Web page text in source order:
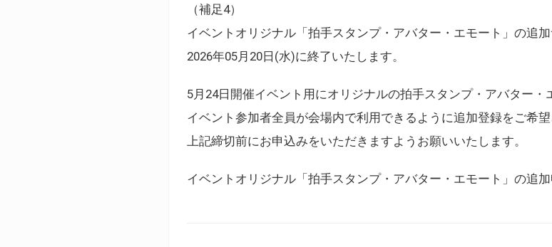
（補足4）
イベントオリジナル「拍手スタンプ・アバター・エモート」の追
2026年05月20日(水)に終了いたします。
5月24日開催イベント用にオリジナルの拍手スタンプ・アバター・
イベント参加者全員が会場内で利用できるように追加登録をご希
上記締切前にお申込みをいただきますようお願いいたします。
イベントオリジナル「拍手スタンプ・アバター・エモート」の追